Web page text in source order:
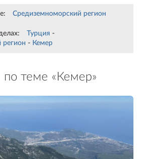
Средиземноморский регион
Турция -
регион - Кемер
теме «Кемер»